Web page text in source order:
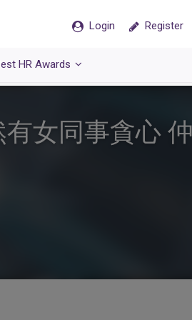
Login Register
HR Awards
女同事貪心